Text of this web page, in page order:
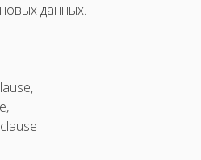
данных.